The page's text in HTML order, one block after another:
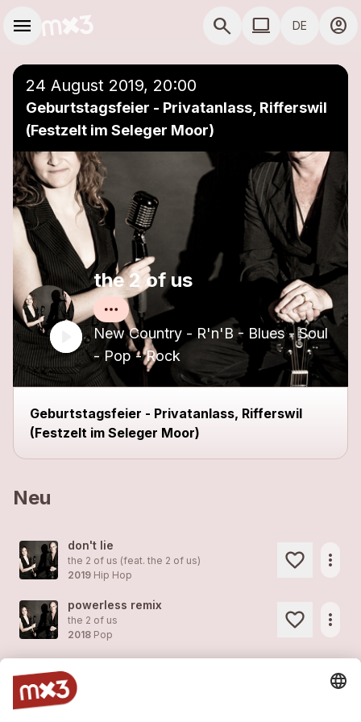
menu search COMPUTER
computer DE account_circle
24 August 2019, 20:00
Geburtstagsfeier - Privatanlass, Rifferswil
(Festzelt im Seleger Moor)
the 2 of us
New Country - R'n'B - Blues - Soul
- Pop - Rock
Geburtstagsfeier - Privatanlass, Rifferswil
(Festzelt im Seleger Moor)
Neu
don't lie
the 2 of us (feat. the 2 of us)
2019 Hip Hop
more_horiz
powerless remix
the 2 of us
2018 Pop
more_horiz
the 2 of us
2018
more_horiz
Einer Playlist hinzufügen close